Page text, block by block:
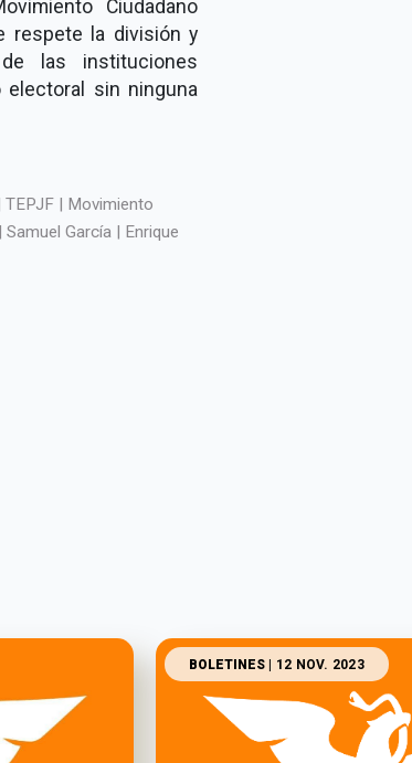
Ciudadano
respete la división y
las instituciones
sin ninguna
| Movimiento
García | Enrique
BOLETINES | 12 NOV. 2023